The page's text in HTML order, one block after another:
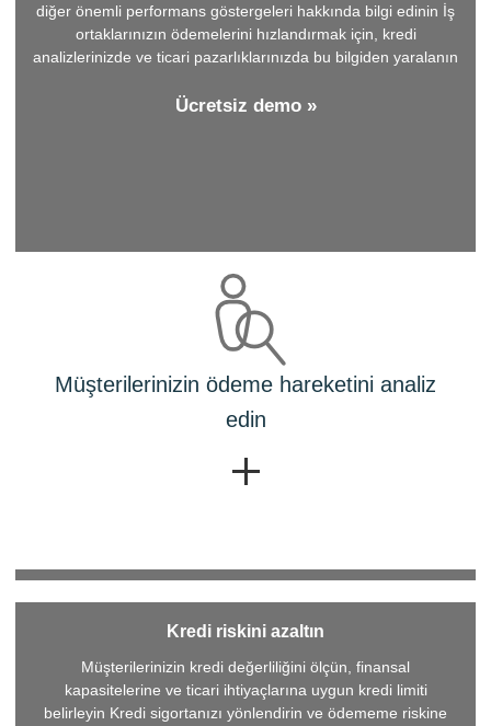
diğer önemli performans göstergeleri hakkında bilgi edinin İş
ortaklarınızın ödemelerini hızlandırmak için, kredi
analizlerinizde ve ticari pazarlıklarınızda bu bilgiden yaralanın
Ücretsiz demo »
Müşterilerinizin ödeme hareketini analiz
edin
Kredi riskini azaltın
Müşterilerinizin kredi değerliliğini ölçün, finansal
kapasitelerine ve ticari ihtiyaçlarına uygun kredi limiti
belirleyin Kredi sigortanızı yönlendirin ve ödememe riskine